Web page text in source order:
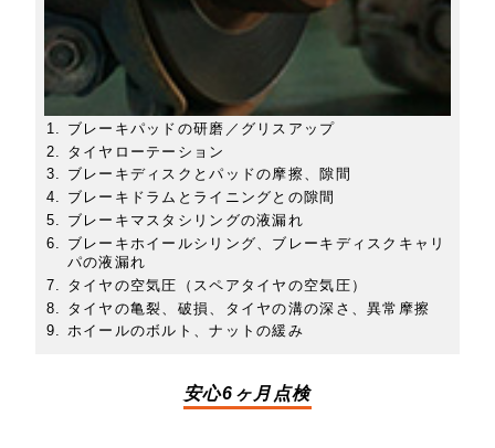
ブレーキパッドの研磨／グリスアップ
タイヤローテーション
ブレーキディスクとパッドの摩擦、隙間
ブレーキドラムとライニングとの隙間
ブレーキマスタシリングの液漏れ
ブレーキホイールシリング、ブレーキディスクキャリ
パの液漏れ
タイヤの空気圧（スペアタイヤの空気圧）
タイヤの亀裂、破損、タイヤの溝の深さ、異常摩擦
ホイールのボルト、ナットの緩み
安心6ヶ月点検